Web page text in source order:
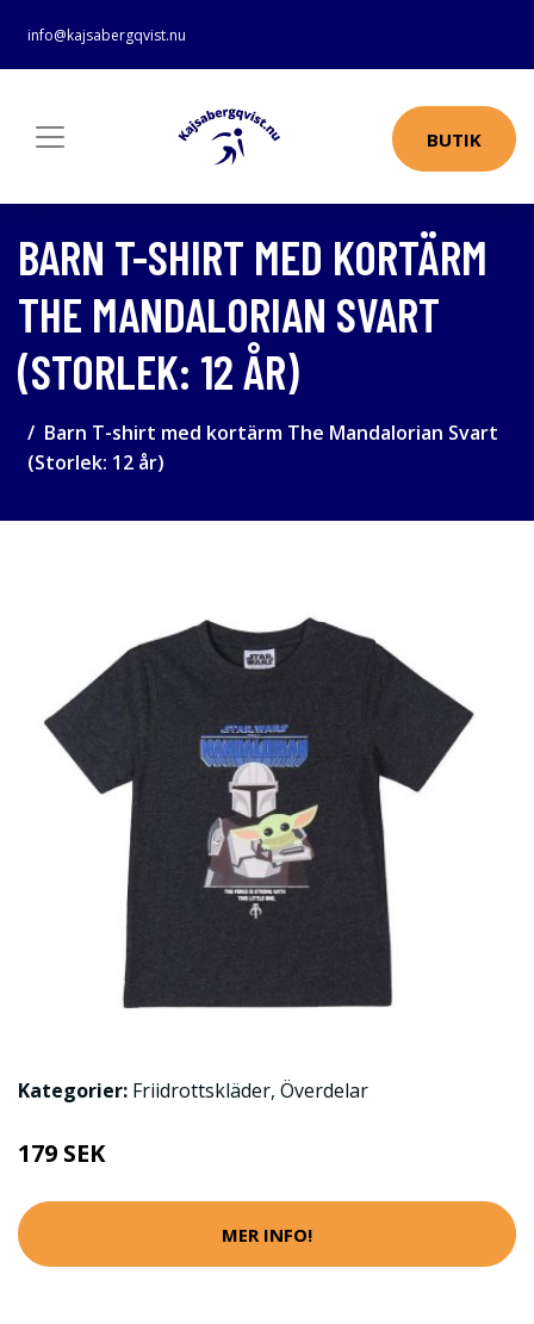
info@kajsabergqvist.nu
BUTIK
BARN T-SHIRT MED KORTÄRM
THE MANDALORIAN SVART
(STORLEK: 12 ÅR)
Barn T-shirt med kortärm The Mandalorian Svart
(Storlek: 12 år)
Kategorier: Friidrottskläder, Överdelar
179 SEK
MER INFO!